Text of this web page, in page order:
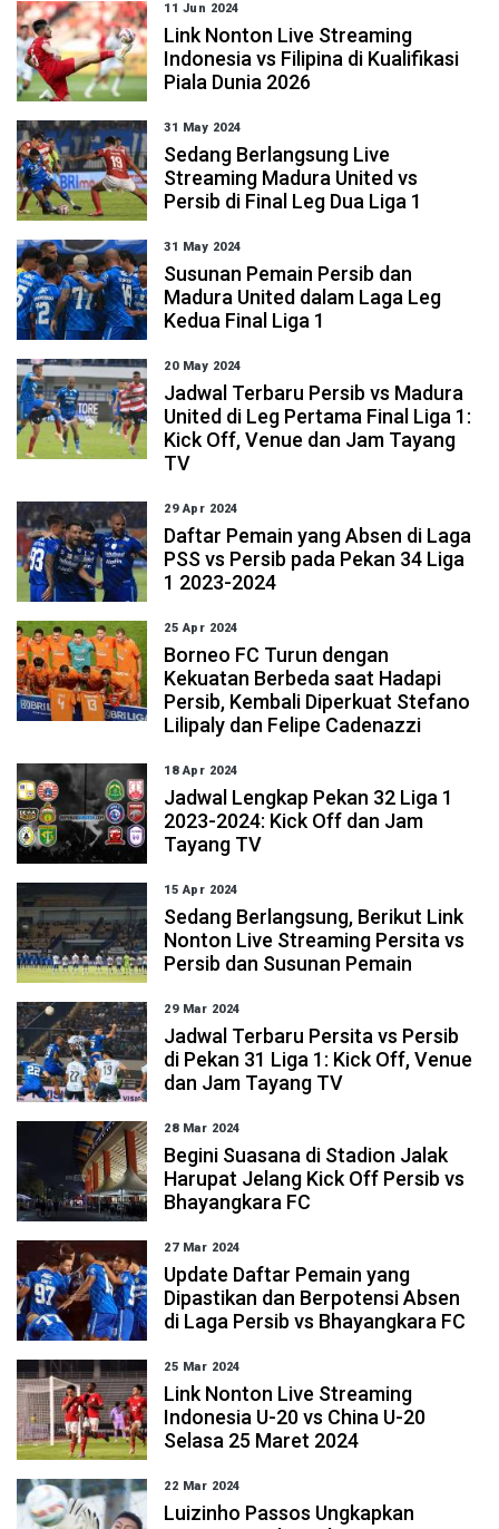
11 Jun 2024
Link Nonton Live Streaming
Indonesia vs Filipina di Kualifikasi
Piala Dunia 2026
31 May 2024
Sedang Berlangsung Live
Streaming Madura United vs
Persib di Final Leg Dua Liga 1
31 May 2024
Susunan Pemain Persib dan
Madura United dalam Laga Leg
Kedua Final Liga 1
20 May 2024
Jadwal Terbaru Persib vs Madura
United di Leg Pertama Final Liga 1:
Kick Off, Venue dan Jam Tayang
TV
29 Apr 2024
Daftar Pemain yang Absen di Laga
PSS vs Persib pada Pekan 34 Liga
1 2023-2024
25 Apr 2024
Borneo FC Turun dengan
Kekuatan Berbeda saat Hadapi
Persib, Kembali Diperkuat Stefano
Lilipaly dan Felipe Cadenazzi
18 Apr 2024
Jadwal Lengkap Pekan 32 Liga 1
2023-2024: Kick Off dan Jam
Tayang TV
15 Apr 2024
Sedang Berlangsung, Berikut Link
Nonton Live Streaming Persita vs
Persib dan Susunan Pemain
29 Mar 2024
Jadwal Terbaru Persita vs Persib
di Pekan 31 Liga 1: Kick Off, Venue
dan Jam Tayang TV
28 Mar 2024
Begini Suasana di Stadion Jalak
Harupat Jelang Kick Off Persib vs
Bhayangkara FC
27 Mar 2024
Update Daftar Pemain yang
Dipastikan dan Berpotensi Absen
di Laga Persib vs Bhayangkara FC
25 Mar 2024
Link Nonton Live Streaming
Indonesia U-20 vs China U-20
Selasa 25 Maret 2024
22 Mar 2024
Luizinho Passos Ungkapkan